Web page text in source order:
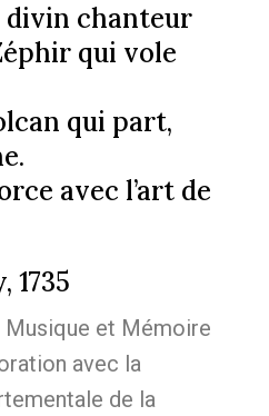
divin chanteur
qui vole
qui part,
avec l’art de
1735
Musique et Mémoire
avec la
de la